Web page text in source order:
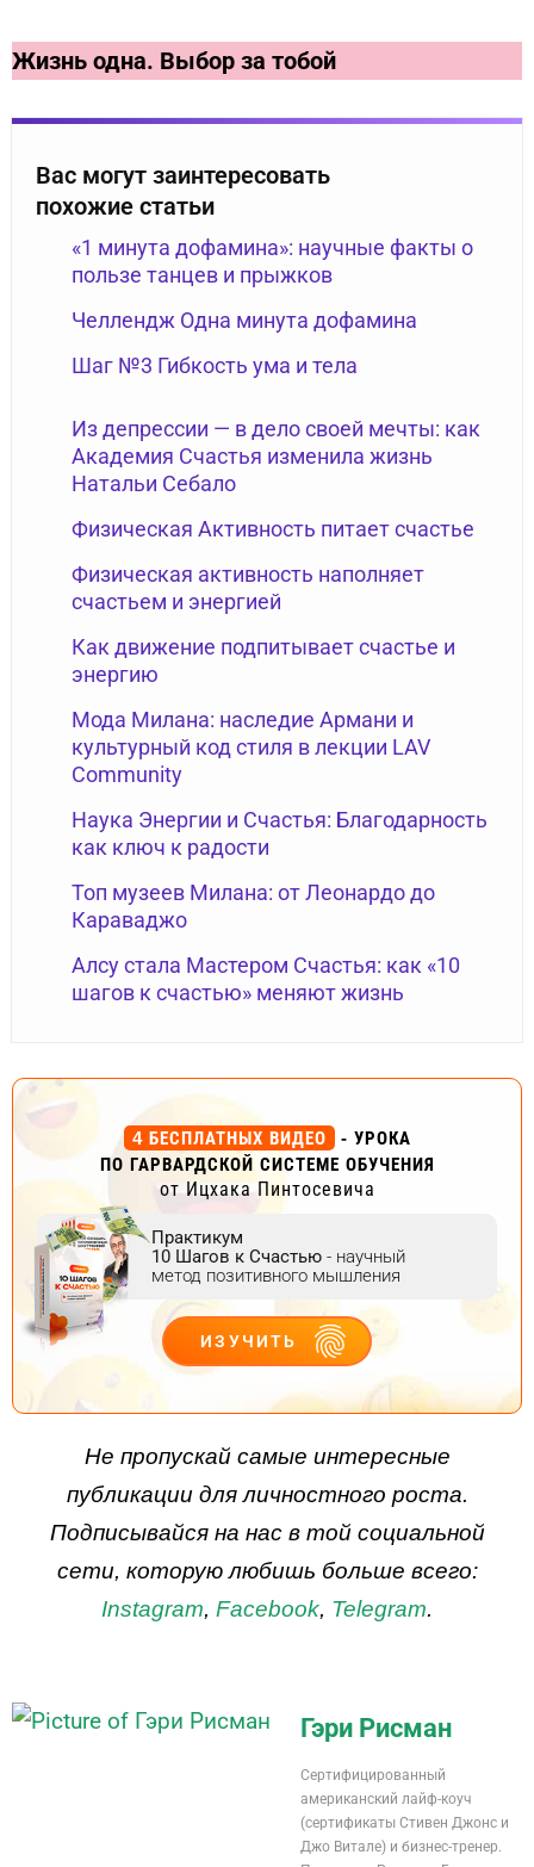
Жизнь одна. Выбор за тобой
Вас могут заинтересовать
похожие статьи
«1 минута дофамина»: научные факты о
пользе танцев и прыжков
Челлендж Одна минута дофамина
Шаг №3 Гибкость ума и тела
Из депрессии — в дело своей мечты: как
Академия Счастья изменила жизнь
Натальи Себало
Физическая Активность питает счастье
Физическая активность наполняет
счастьем и энергией
Как движение подпитывает счастье и
энергию
Мода Милана: наследие Армани и
культурный код стиля в лекции LAV
Community
Наука Энергии и Счастья: Благодарность
как ключ к радости
Топ музеев Милана: от Леонардо до
Караваджо
Алсу стала Мастером Счастья: как «10
шагов к счастью» меняют жизнь
4 БЕСПЛАТНЫХ ВИДЕО
- УРОКА
ПО ГАРВАРДСКОЙ СИСТЕМЕ ОБУЧЕНИЯ
от Ицхака Пинтосевича
Практикум
10 Шагов к Счастью - научный
метод позитивного мышления
ИЗУЧИТЬ
Не пропускай самые интересные
публикации для личностного роста.
Подписывайся на нас в той социальной
сети, которую любишь больше всего:
Instagram, Facebook, Telegram.
Гэри Рисман
Сертифицированный
американский лайф-коуч
(сертификаты Стивен Джонс и
Джо Витале) и бизнес-тренер.